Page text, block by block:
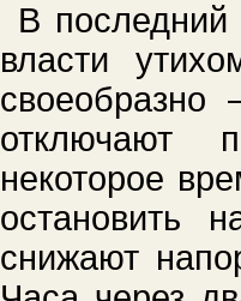
В последний
власти
своеобразно
отключают
некоторое
остановить
снижают